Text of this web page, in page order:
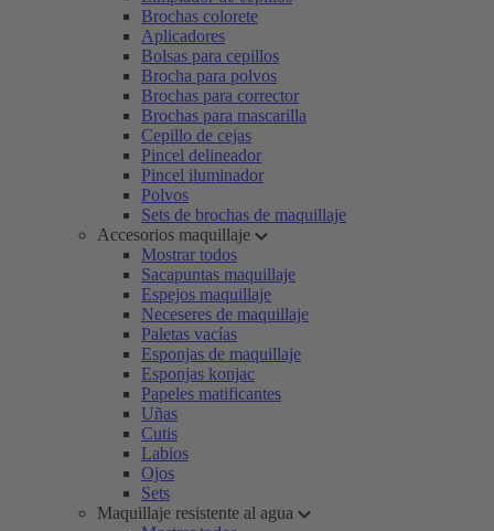
Brochas colorete
Aplicadores
Bolsas para cepillos
Brocha para polvos
Brochas para corrector
Brochas para mascarilla
Cepillo de cejas
Pincel delineador
Pincel iluminador
Polvos
Sets de brochas de maquillaje
Accesorios maquillaje
Mostrar todos
Sacapuntas maquillaje
Espejos maquillaje
Neceseres de maquillaje
Paletas vacías
Esponjas de maquillaje
Esponjas konjac
Papeles matificantes
Uñas
Cutis
Labios
Ojos
Sets
Maquillaje resistente al agua